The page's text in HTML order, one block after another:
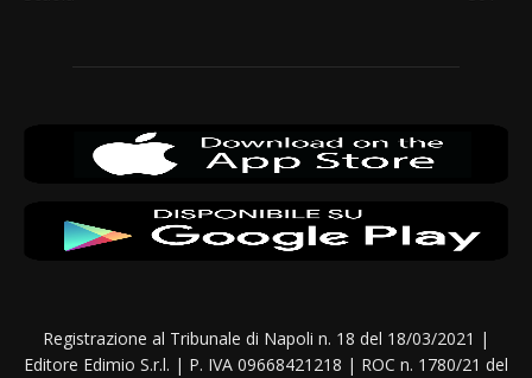
Registrazione al Tribunale di Napoli n. 18 del 18/03/2021 |
Editore Edimio S.r.l. | P. IVA 09668421218 | ROC n. 1780/21 del